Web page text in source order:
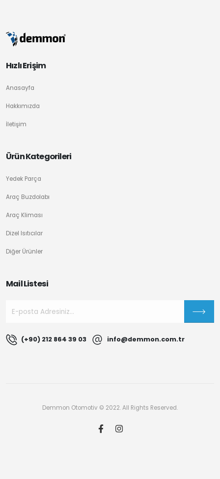
Hızlı Erişim
Anasayfa
Hakkımızda
İletişim
Ürün Kategorileri
Yedek Parça
Araç Buzdolabı
Araç Kliması
Dizel Isıtıcılar
Diğer Ürünler
Mail Listesi
(+90) 212 864 39 03 info@demmon.com.tr
Demmon Otomotiv © 2022. All Rights Reserved.